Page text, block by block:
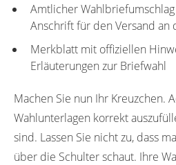
Amtlicher
Anschrift für den Versand an
Merkblatt mit offiziellen
Erläuterungen zur Briefwahl
Machen Sie nun Ihr Kreuzchen.
Wahlunterlagen korrekt
sind. Lassen Sie nicht zu, dass
über die Schulter schaut. Ihre